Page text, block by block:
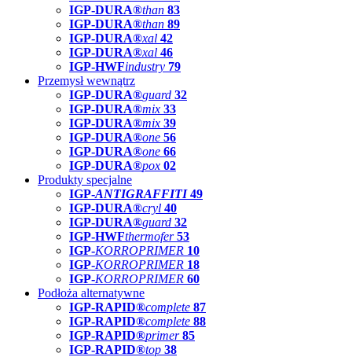
IGP-DURA®than 83
IGP-DURA®than 89
IGP-DURA®xal 42
IGP-DURA®xal 46
IGP-HWFindustry 79
Przemysł wewnątrz
IGP-DURA®guard 32
IGP-DURA®mix 33
IGP-DURA®mix 39
IGP-DURA®one 56
IGP-DURA®one 66
IGP-DURA®pox 02
Produkty specjalne
IGP-ANTIGRAFFITI49
IGP-DURA®cryl 40
IGP-DURA®guard 32
IGP-HWFthermofer 53
IGP-KORROPRIMER 10
IGP-KORROPRIMER 18
IGP-KORROPRIMER 60
Podłoża alternatywne
IGP-RAPID®complete 87
IGP-RAPID®complete 88
IGP-RAPID®primer 85
IGP-RAPID®top 38